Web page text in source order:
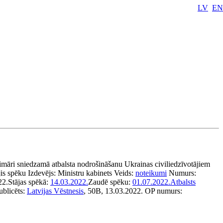
LV EN
sniedzamā atbalsta nodrošināšanu Ukrainas civiliedzīvotājiem
spēku Izdevējs: Ministru kabinets Veids: noteikumi Numurs:
Stājas spēkā: 14.03.2022.Zaudē spēku: 01.07.2022.Atbalsts
Latvijas Vēstnesis, 50B, 13.03.2022. OP numurs: